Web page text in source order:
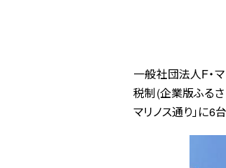
一般社団法人F・
税制(企業版ふるさ
マリノス通り」に6